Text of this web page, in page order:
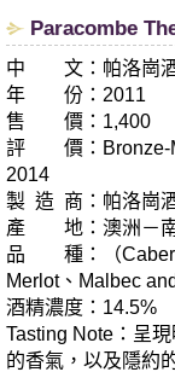
Paracombe
中 文：帕洛崗酒
年 份：2011
售 價：1,400
評 價：Bronze-
2014
製 造 商：帕洛崗
產 地：澳洲－南
品 種：（
Merlot、Malbec
酒精濃度：14.5%
Tasting Note：呈
的香氣，以及隱約